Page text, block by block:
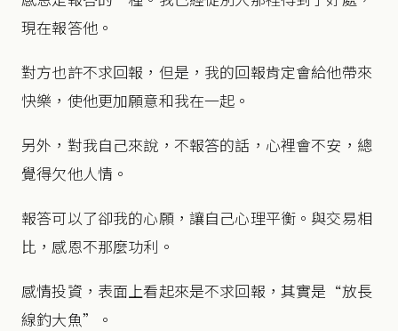
現在報答他。
對方也許不求回報，但是，我的回報肯定會給他帶來
快樂，使他更加願意和我在一起。
另外，對我自己來說，不報答的話，心裡會不安，總
覺得欠他人情。
報答可以了卻我的心願，讓自己心理平衡。與交易相
比，感恩不那麼功利。
感情投資，表面上看起來是不求回報，其實是“放長
線釣大魚”。